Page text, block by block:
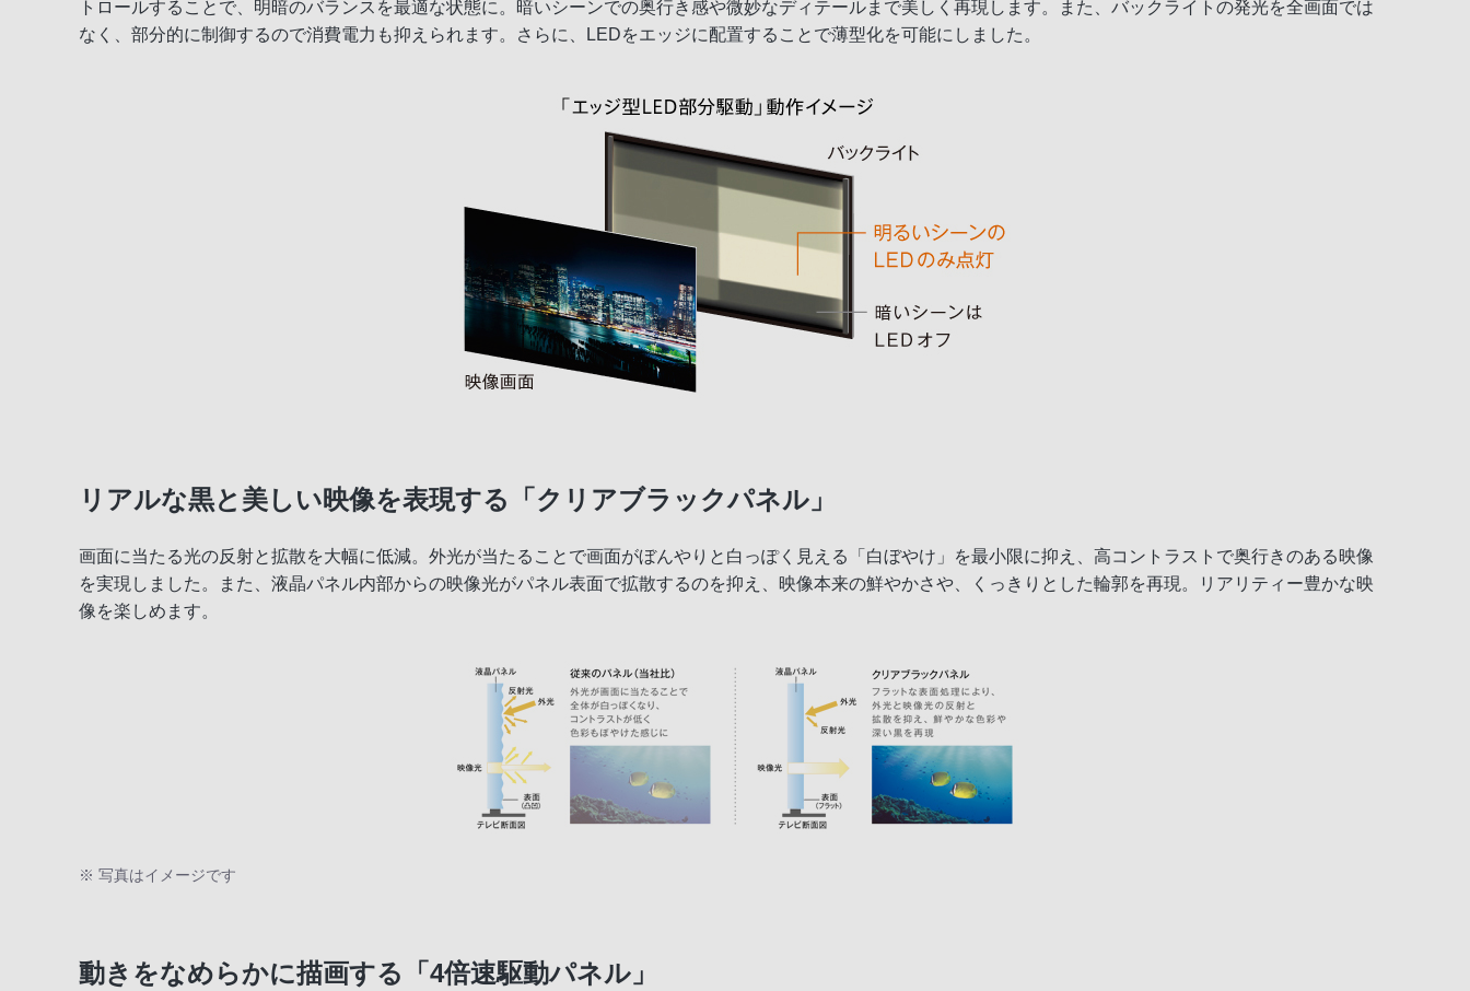
トロールすることで、明暗のバランスを最適な状態に。暗いシーンでの奥行き感や微妙なディテールまで美しく再現します。また、バックライトの発光を全画面では
なく、部分的に制御するので消費電力も抑えられます。さらに、LEDをエッジに配置することで薄型化を可能にしました。
リアルな黒と美しい映像を表現する「クリアブラックパネル」
画面に当たる光の反射と拡散を大幅に低減。外光が当たることで画面がぼんやりと白っぽく見える「白ぼやけ」を最小限に抑え、高コントラストで奥行きのある映像
を実現しました。また、液晶パネル内部からの映像光がパネル表面で拡散するのを抑え、映像本来の鮮やかさや、くっきりとした輪郭を再現。リアリティー豊かな映
像を楽しめます。
※ 写真はイメージです
動きをなめらかに描画する「4倍速駆動パネル」